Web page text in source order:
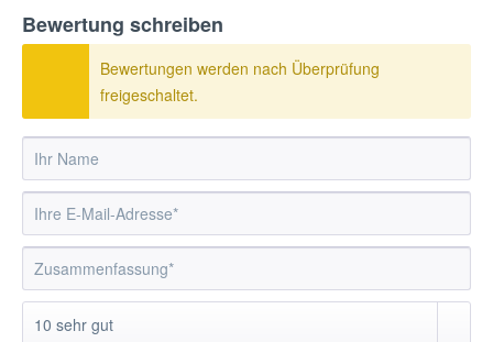
Bewertung schreiben
Bewertungen werden nach Überprüfung
freigeschaltet.